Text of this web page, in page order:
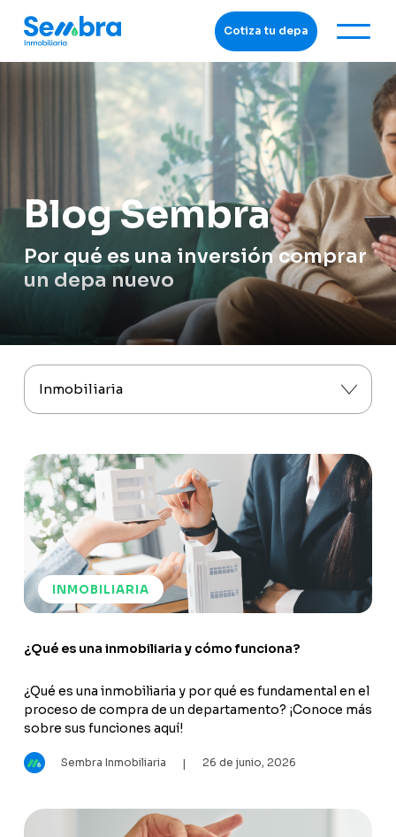
Cotiza tu depa
Blog Sembra
Por qué es una inversión comprar
un depa nuevo
Inmobiliaria
INMOBILIARIA
¿Qué es una inmobiliaria y cómo funciona?
¿Qué es una inmobiliaria y por qué es fundamental en el
proceso de compra de un departamento? ¡Conoce más
sobre sus funciones aquí!
Sembra Inmobiliaria | 26 de junio, 2026